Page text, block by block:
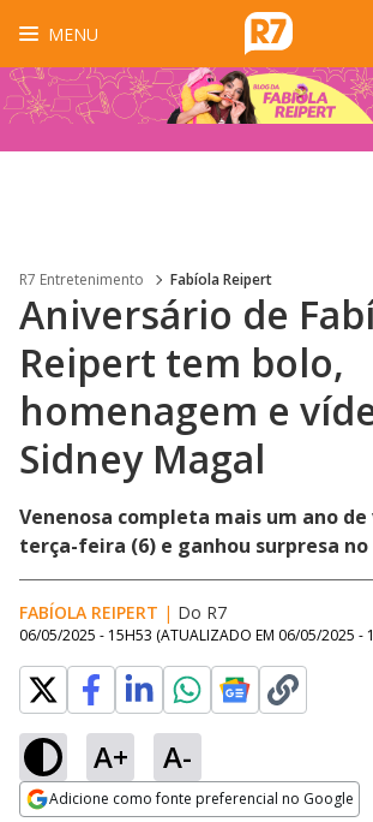
MENU
R7 Entretenimento Fabíola Reipert
Aniversário de
Reipert tem bolo,
homenagem e
Sidney Magal
Venenosa completa mais um ano
terça-feira (6) e ganhou surpresa no
FABÍOLA REIPERT | Do R7
06/05/2025 - 15H53 (ATUALIZADO EM 06/05/2025 -
A+ A-
Adicione como fonte preferencial no Google
Ativar
Loaded
18.94%